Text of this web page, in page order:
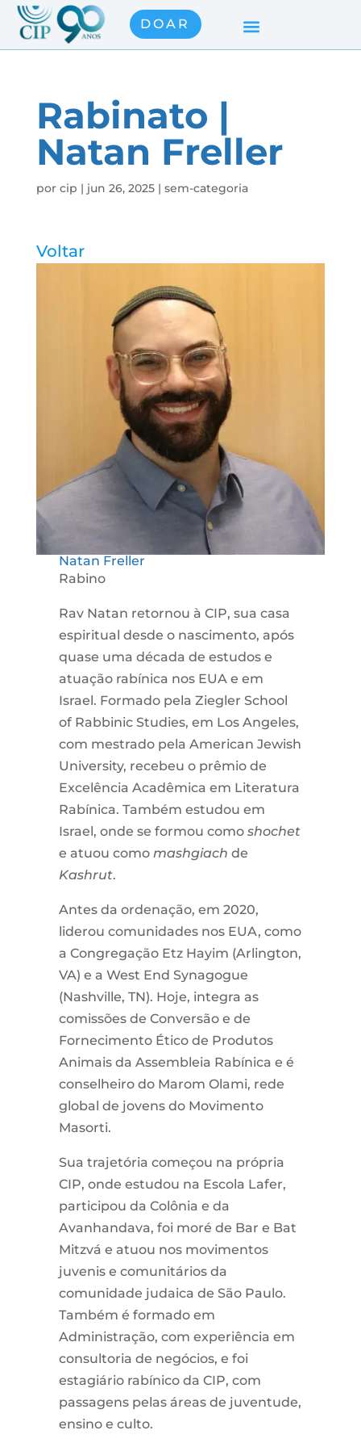
DOAR
Rabinato |
Natan Freller
por cip | jun 26, 2025| sem-categoria
Voltar
Natan Freller
Rabino
Rav Natan retornou à CIP, sua casa
espiritual desde o nascimento, após
quase uma década de estudos e
atuação rabínica nos EUA e em
Israel. Formado pela Ziegler School
of Rabbinic Studies, em Los Angeles,
com mestrado pela American Jewish
University, recebeu o prêmio de
Excelência Acadêmica em Literatura
Rabínica. Também estudou em
Israel, onde se formou comoshochet
e atuou comomashgiach de
Kashrut.
Antes da ordenação, em 2020,
liderou comunidades nos EUA, como
a Congregação Etz Hayim (Arlington,
VA) e a West End Synagogue
(Nashville, TN). Hoje, integra as
comissões de Conversão e de
Fornecimento Ético de Produtos
Animais da Assembleia Rabínica e é
conselheiro do Marom Olami, rede
global de jovens do Movimento
Masorti.
Sua trajetória começou na própria
CIP, onde estudou na Escola Lafer,
participou da Colônia e da
Avanhandava, foi moré de Bar e Bat
Mitzvá e atuou nos movimentos
juvenis e comunitários da
comunidade judaica de São Paulo.
Também é formado em
Administração, com experiência em
consultoria de negócios, e foi
estagiário rabínico da CIP, com
passagens pelas áreas de juventude,
ensino e culto.